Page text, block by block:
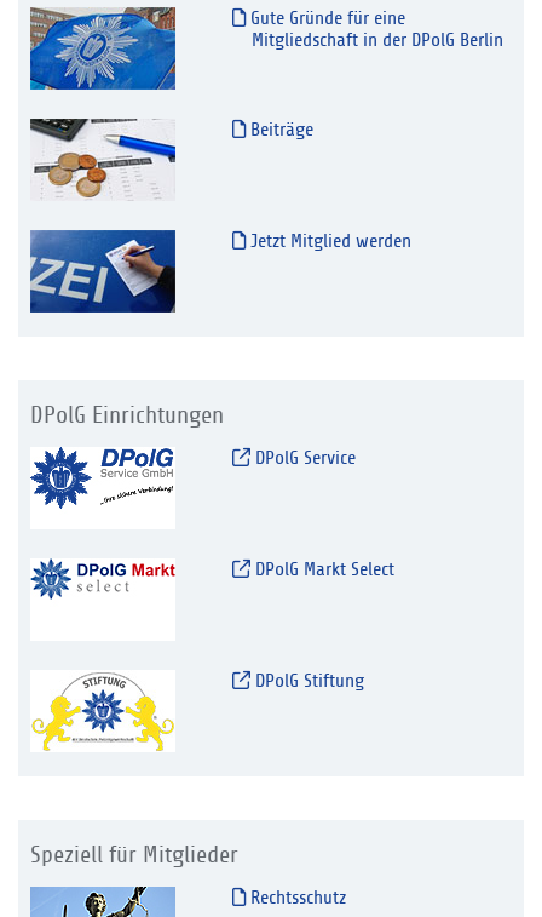
Gute Gründe für eine
Mitgliedschaft in der DPolG Berlin
Beiträge
Jetzt Mitglied werden
DPolG Einrichtungen
DPolG Service
DPolG Markt Select
DPolG Stiftung
Speziell für Mitglieder
Rechtsschutz